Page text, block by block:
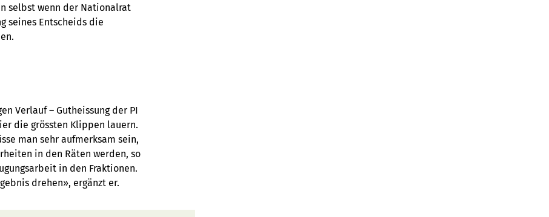
selbst wenn der Nationalrat
seines Entscheids die
Verlauf – Gutheissung der PI
die grössten Klippen lauern.
man sehr aufmerksam sein,
in den Räten werden, so
in den Fraktionen.
drehen», ergänzt er.